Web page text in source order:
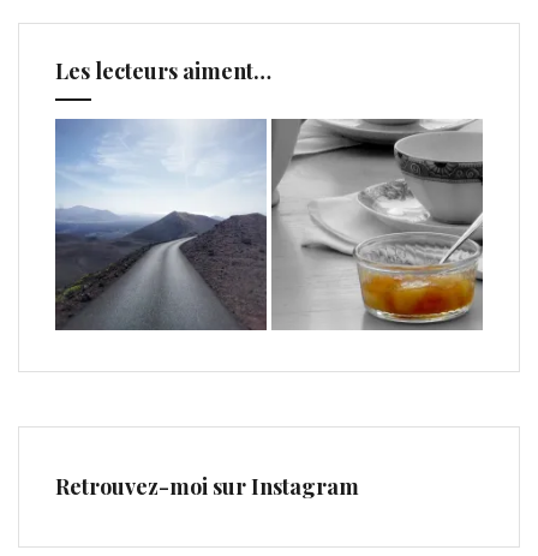
Les lecteurs aiment…
Retrouvez-moi sur Instagram